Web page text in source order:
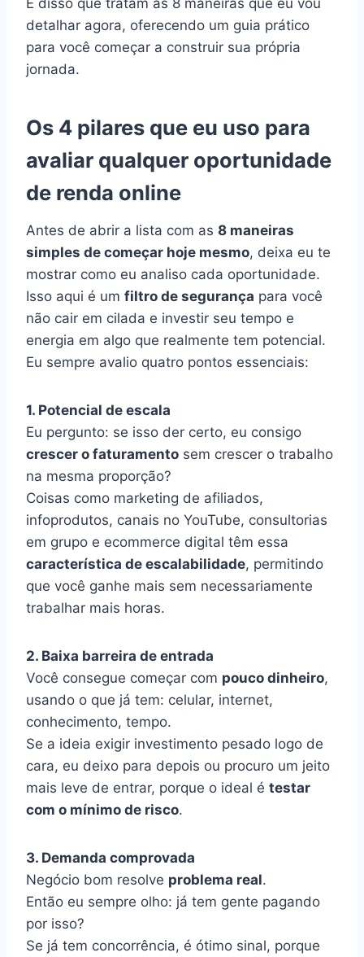
detalhar agora, oferecendo um guia prático
para você começar a construir sua própria
jornada.
Os 4 pilares que eu uso para
avaliar qualquer oportunidade
de renda online
Antes de abrir a lista com as 8 maneiras
simples de começar hoje mesmo, deixa eu te
mostrar como eu analiso cada oportunidade.
Isso aqui é um filtro de segurança para você
não cair em cilada e investir seu tempo e
energia em algo que realmente tem potencial.
Eu sempre avalio quatro pontos essenciais:
1. Potencial de escala
Eu pergunto: se isso der certo, eu consigo
crescer o faturamento sem crescer o trabalho
na mesma proporção?
Coisas como marketing de afiliados,
infoprodutos, canais no YouTube, consultorias
em grupo e ecommerce digital têm essa
característica de escalabilidade, permitindo
que você ganhe mais sem necessariamente
trabalhar mais horas.
2. Baixa barreira de entrada
Você consegue começar com pouco dinheiro,
usando o que já tem: celular, internet,
conhecimento, tempo.
Se a ideia exigir investimento pesado logo de
cara, eu deixo para depois ou procuro um jeito
mais leve de entrar, porque o ideal é testar
com o mínimo de risco.
3. Demanda comprovada
Negócio bom resolve problema real.
Então eu sempre olho: já tem gente pagando
por isso?
Se já tem concorrência, é ótimo sinal, porque